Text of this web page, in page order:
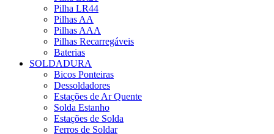
Pilha LR44
Pilhas AA
Pilhas AAA
Pilhas Recarregáveis
Baterias
SOLDADURA
Bicos Ponteiras
Dessoldadores
Estações de Ar Quente
Solda Estanho
Estações de Solda
Ferros de Soldar